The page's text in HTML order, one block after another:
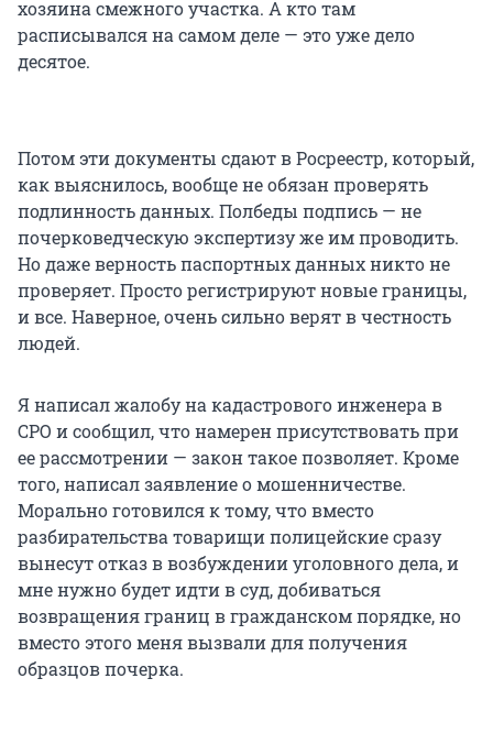
хозяина смежного участка. А кто там
расписывался на самом деле — это уже дело
десятое.
Потом эти документы сдают в Росреестр, который,
как выяснилось, вообще не обязан проверять
подлинность данных. Полбеды подпись — не
почерковедческую экспертизу же им проводить.
Но даже верность паспортных данных никто не
проверяет. Просто регистрируют новые границы,
и все. Наверное, очень сильно верят в честность
людей.
Я написал жалобу на кадастрового инженера в
СРО и сообщил, что намерен присутствовать при
ее рассмотрении — закон такое позволяет. Кроме
того, написал заявление о мошенничестве.
Морально готовился к тому, что вместо
разбирательства товарищи полицейские сразу
вынесут отказ в возбуждении уголовного дела, и
мне нужно будет идти в суд, добиваться
возвращения границ в гражданском порядке, но
вместо этого меня вызвали для получения
образцов почерка.